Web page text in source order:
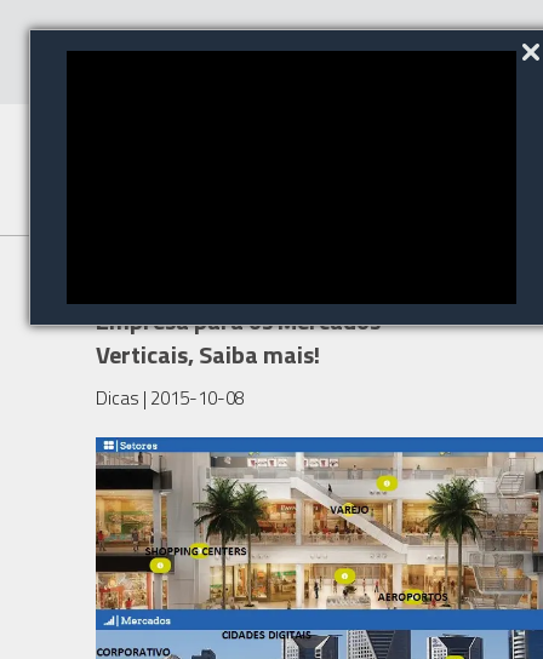
Empresa para os Mercados
Verticais, Saiba mais!
Dicas | 2015-10-08